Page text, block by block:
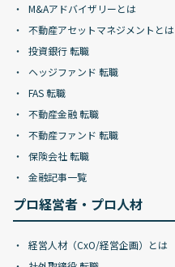
M&Aアドバイザリーとは
不動産アセットマネジメントとは
投資銀行 転職
ヘッジファンド 転職
FAS 転職
不動産金融 転職
不動産ファンド 転職
保険会社 転職
金融記事一覧
プロ経営者・プロ人材
経営人材（CxO/経営企画）とは